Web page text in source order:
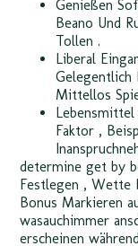
Genießen
Beano Und
Tollen .
Liberal
Gelegentlich
Mittellos
Faktor ,
determine get by
Festlegen , Wette
Bonus Markieren
wasauchimmer
erscheinen